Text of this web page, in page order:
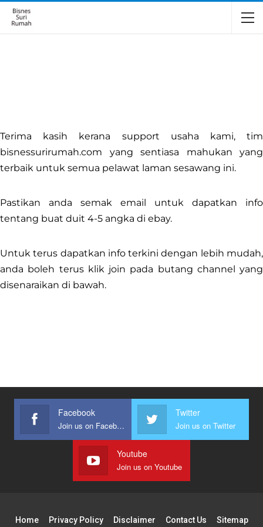
Terima kasih kerana support usaha kami, tim
bisnessurirumah.com yang sentiasa mahukan yang
terbaik untuk semua pelawat laman sesawang ini.
Pastikan anda semak email untuk dapatkan info
tentang buat duit 4-5 angka di ebay.
Untuk terus dapatkan info terkini dengan lebih mudah,
anda boleh terus klik join pada butang channel yang
disenaraikan di bawah.
Facebook
Join us on Facebook
Twitter
Join us on Twitter
Youtube
Join us on Youtube
Home Privacy Policy Disclaimer Contact Us Sitemap